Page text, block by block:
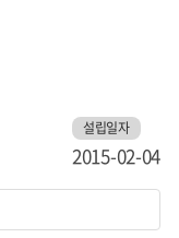
설립일자
2015-02-04